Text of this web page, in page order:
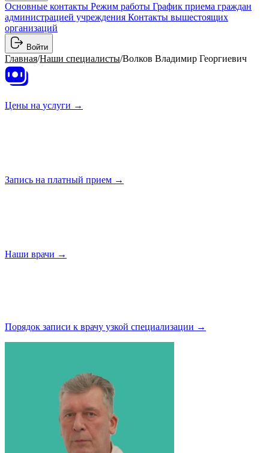
Основные контакты Режим работы График приема граждан
администрацией учреждения Контакты вышестоящих
организаций
Войти
Главная/Наши специалисты/Волков Владимир Георгиевич
Цены на услуги →
Запись на платный прием →
Наши врачи →
Порядок записи к врачу узкой специализации →